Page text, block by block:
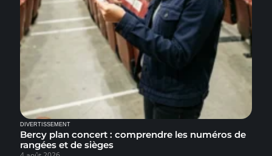
DIVERTISSEMENT
Bercy plan concert : comprendre les numéros de
rangées et de sièges